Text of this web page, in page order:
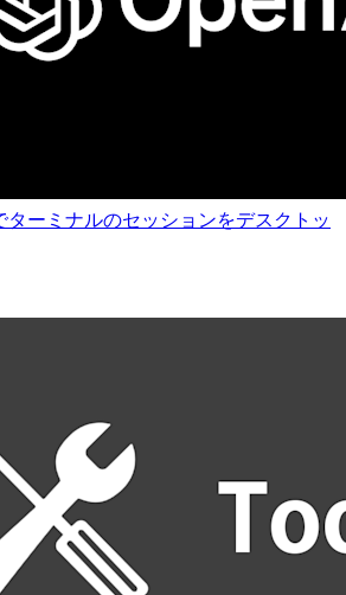
ーミナルのセッションをデスクトッ